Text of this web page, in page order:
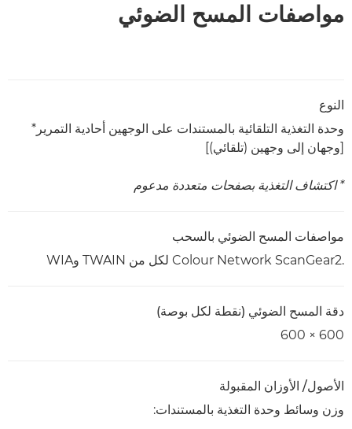
مواصفات المسح الضوئي
النوع
وحدة التغذية التلقائية بالمستندات على الوجهين أحادية التمرير*
[وجهان إلى وجهين (تلقائي)]
* اكتشاف التغذية بصفحات متعددة مدعوم
مواصفات المسح الضوئي بالسحب
Colour Network ScanGear2.‎ لكل من TWAIN وWIA
دقة المسح الضوئي (نقطة لكل بوصة)
600 × 600
الأصول/ الأوزان المقبولة
وزن وسائط وحدة التغذية بالمستندات: